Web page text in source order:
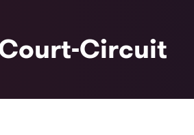
Circuit